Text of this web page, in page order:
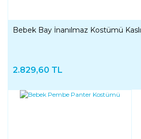
Bebek Bay İnanılmaz Kostümü Kaslı
2.829,60 TL